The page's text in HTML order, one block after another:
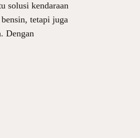
solusi kendaraan
tetapi juga
Dengan